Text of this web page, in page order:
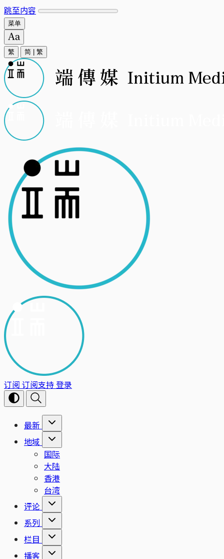
跳至内容
菜单
繁 简 繁
订阅 订阅支持登录
最新
地域
国际
大陆
香港
台湾
评论
系列
栏目
播客